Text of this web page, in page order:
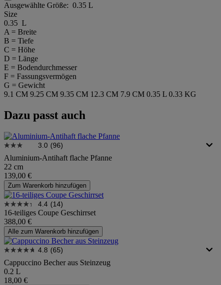
Ausgewählte Größe: 0.35 L
Size
0.35 L
A = Breite
B = Tiefe
C = Höhe
D = Länge
E = Bodendurchmesser
F = Fassungsvermögen
G = Gewicht
9.1 CM 9.25 CM 9.35 CM 12.3 CM 7.9 CM 0.35 L 0.33 KG
Dazu passt auch
3.0 (96)
Aluminium-Antihaft flache Pfanne
22 cm
139,00 €
Zum Warenkorb hinzufügen
4.4 (14)
16-teiliges Coupe Geschirrset
388,00 €
Alle zum Warenkorb hinzufügen
4.8 (65)
Cappuccino Becher aus Steinzeug
0.2 L
18,00 €